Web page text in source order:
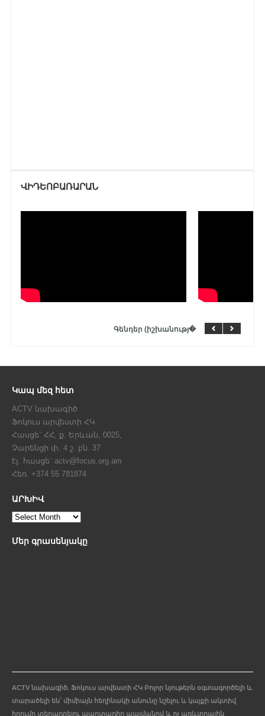
ՎԻԴԵՈԲԱՌԱՐԱՆ
Գենդեր (իշխանությ�
Կապ մեզ հետ
ACTV նախագիծ
Ֆոկուս արվեստի ՀԿ
Հասցե` ՀՀ, ք. Երևան, 0025,
Չարենցի փ. 4 շ. բն. 37
էլ. հասցե` actv@focus.org.am
Հեռ. +374 55 781874
ԱՐԽԻՎ
Մեր գրասենյակը
ACTV նախագիծ. Ֆոկուս արվեստի ՀԿ Բոլոր նյութերն օգտագործելի և
տարածելի են՝ միմիայն հեղինակի անունը նշելու և կայքի ակտիվ
հղումը տեղադրելու պարտադիր պայմանով և ոչ առևտրային